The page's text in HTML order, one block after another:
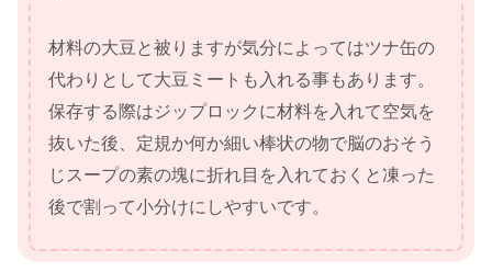
材料の大豆と被りますが気分によってはツナ缶の
代わりとして大豆ミートも入れる事もあります。
保存する際はジップロックに材料を入れて空気を
抜いた後、定規か何か細い棒状の物で脳のおそう
じスープの素の塊に折れ目を入れておくと凍った
後で割って小分けにしやすいです。